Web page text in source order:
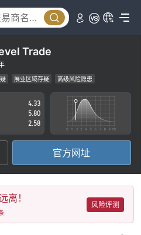
Trade
展业区域存疑 高级风险隐患
4.33
5.80
2.58
官方网址
离！
风险评测